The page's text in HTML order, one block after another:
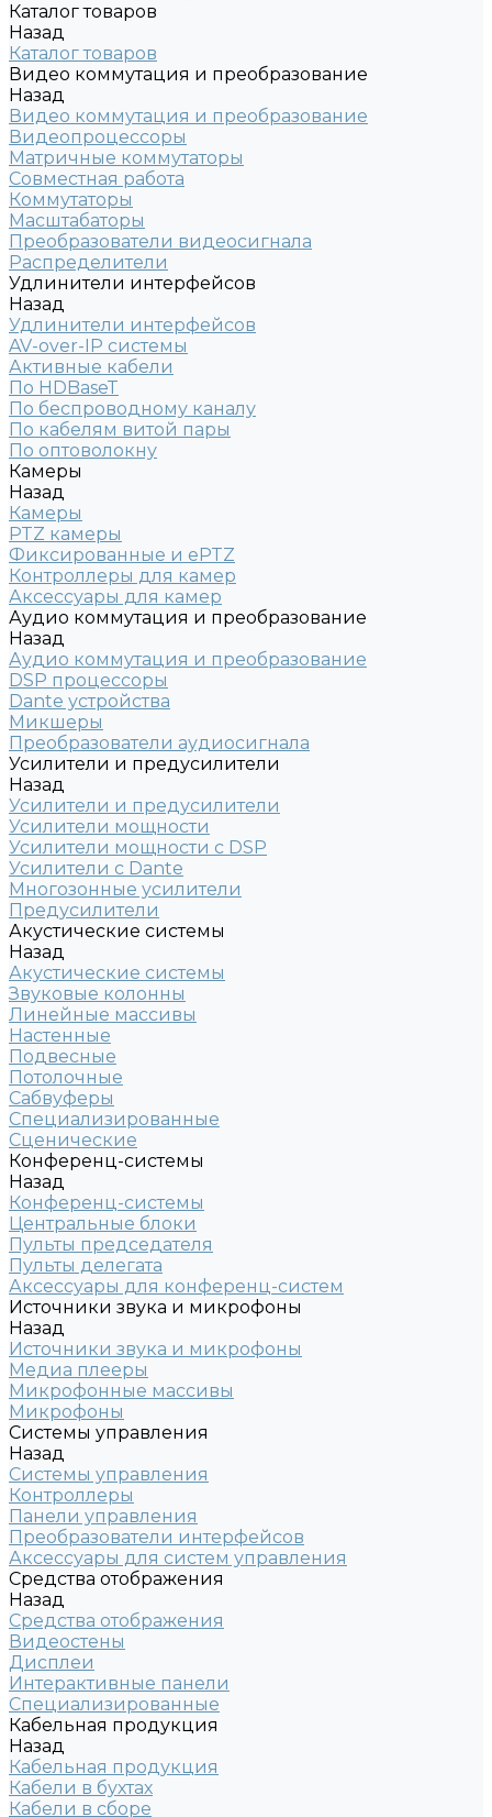
Каталог товаров
Назад
Каталог товаров
Видео коммутация и преобразование
Назад
Видео коммутация и преобразование
Видеопроцессоры
Матричные коммутаторы
Совместная работа
Коммутаторы
Масштабаторы
Преобразователи видеосигнала
Распределители
Удлинители интерфейсов
Назад
Удлинители интерфейсов
AV-over-IP системы
Активные кабели
По HDBaseT
По беспроводному каналу
По кабелям витой пары
По оптоволокну
Камеры
Назад
Камеры
PTZ камеры
Фиксированные и ePTZ
Контроллеры для камер
Аксессуары для камер
Аудио коммутация и преобразование
Назад
Аудио коммутация и преобразование
DSP процессоры
Dante устройства
Микшеры
Преобразователи аудиосигнала
Усилители и предусилители
Назад
Усилители и предусилители
Усилители мощности
Усилители мощности с DSP
Усилители с Dante
Многозонные усилители
Предусилители
Акустические системы
Назад
Акустические системы
Звуковые колонны
Линейные массивы
Настенные
Подвесные
Потолочные
Сабвуферы
Специализированные
Сценические
Конференц-системы
Назад
Конференц-системы
Центральные блоки
Пульты председателя
Пульты делегата
Аксессуары для конференц-систем
Источники звука и микрофоны
Назад
Источники звука и микрофоны
Медиа плееры
Микрофонные массивы
Микрофоны
Системы управления
Назад
Системы управления
Контроллеры
Панели управления
Преобразователи интерфейсов
Аксессуары для систем управления
Средства отображения
Назад
Средства отображения
Видеостены
Дисплеи
Интерактивные панели
Специализированные
Кабельная продукция
Назад
Кабельная продукция
Кабели в бухтах
Кабели в сборе